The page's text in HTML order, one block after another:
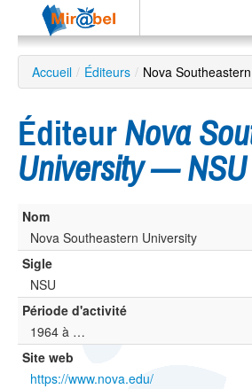
Le réseau
Soutien
Listes
Recherche
avancée
EN
ES
?
Accueil / Éditeurs / Nova
Éditeur Nova
University — NSU
Nom
Nova Southeastern University
Sigle
NSU
Période d'activité
1964 à …
Site web
https://www.nova.edu/